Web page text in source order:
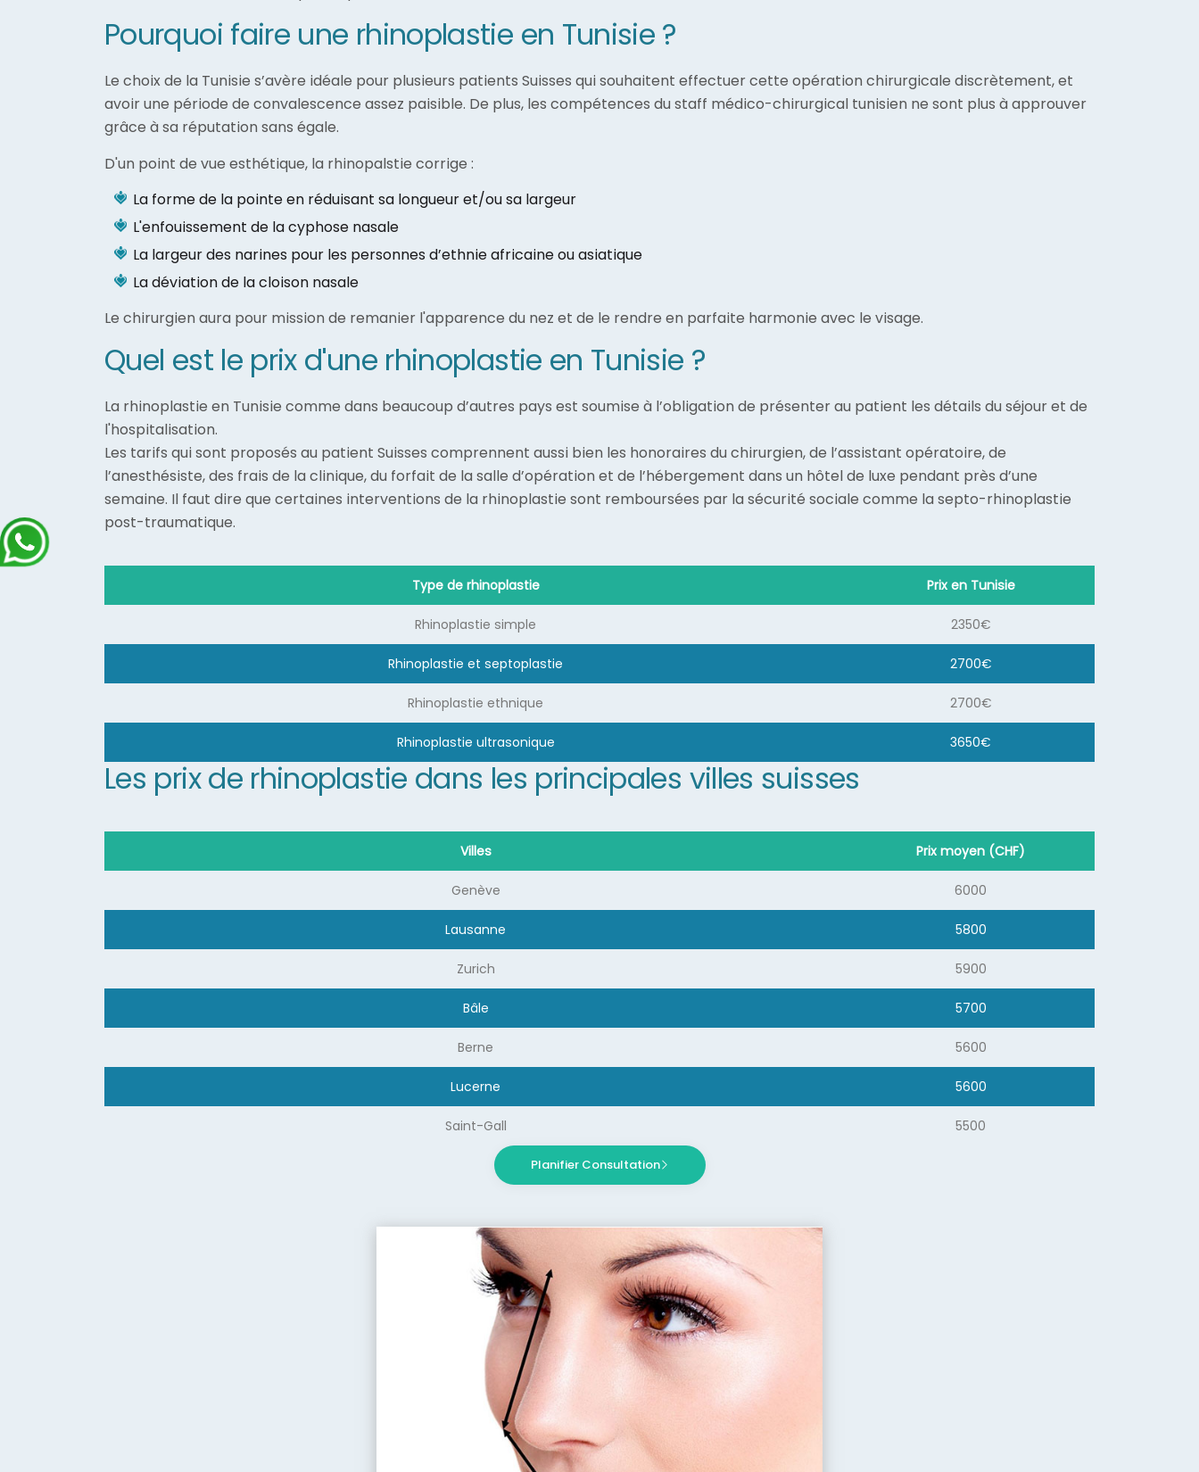
Pourquoi faire une rhinoplastie en Tunisie ?
Le choix de la Tunisie s’avère idéale pour plusieurs patients Suisses qui souhaitent effectuer cette opération chirurgicale discrètement, et
avoir une période de convalescence assez paisible. De plus, les compétences du staff médico-chirurgical tunisien ne sont plus à approuver
grâce à sa réputation sans égale.
D'un point de vue esthétique, la rhinopalstie corrige :
La forme de la pointe en réduisant sa longueur et/ou sa largeur
L'enfouissement de la cyphose nasale
La largeur des narines pour les personnes d’ethnie africaine ou asiatique
La déviation de la cloison nasale
Le chirurgien aura pour mission de remanier l'apparence du nez et de le rendre en parfaite harmonie avec le visage.
Quel est le prix d'une rhinoplastie en Tunisie ?
La rhinoplastie en Tunisie comme dans beaucoup d’autres pays est soumise à l’obligation de présenter au patient les détails du séjour et de
l'hospitalisation.
Les tarifs qui sont proposés au patient Suisses comprennent aussi bien les honoraires du chirurgien, de l’assistant opératoire, de
l’anesthésiste, des frais de la clinique, du forfait de la salle d’opération et de l’hébergement dans un hôtel de luxe pendant près d’une
semaine. Il faut dire que certaines interventions de la rhinoplastie sont remboursées par la sécurité sociale comme la septo-rhinoplastie
post-traumatique.
Type de rhinoplastie Prix en Tunisie
Rhinoplastie simple 2350€
Rhinoplastie et septoplastie 2700€
Rhinoplastie ethnique 2700€
Rhinoplastie ultrasonique 3650€
Les prix de rhinoplastie dans les principales villes suisses
Villes Prix moyen (CHF)
Genève 6000
Lausanne 5800
Zurich 5900
Bâle 5700
Berne 5600
Lucerne 5600
Saint-Gall 5500
Planifier Consultation